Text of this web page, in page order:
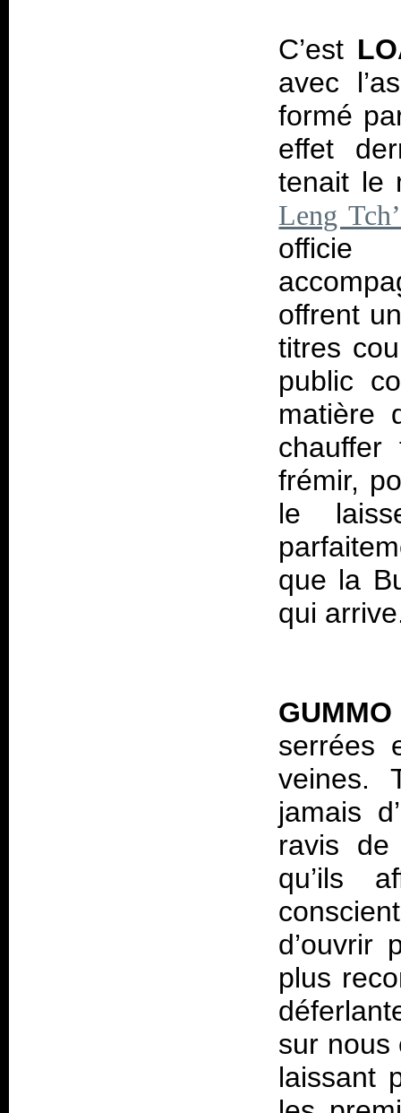
C’est
avec
formé
effet
tenait le
Leng
officie
offrent
titres
public
matière
chauffer
frémir,
le
que la
GUMMO
serrées
veines.
jamais
ravis
qu’ils
d’ouvrir
plus
sur nous
laissant